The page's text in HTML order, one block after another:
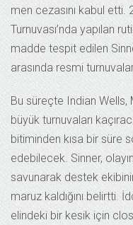
men cezasını kabul etti.
Turnuvası’nda yapılan
madde tespit edilen
arasında resmi
Bu süreçte Indian
büyük turnuvaları
bitiminden kısa bir süre
edebilecek. Sinner,
savunarak destek
maruz kaldığını belirtti.
elindeki bir kesik için